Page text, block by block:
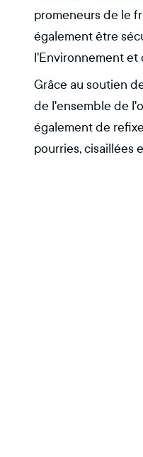
promeneurs de le
également être
l'Environnement
Grâce au soutien
de l'ensemble de
également de
pourries, cisaillées